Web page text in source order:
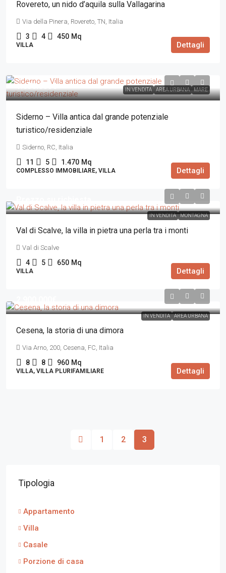
Rovereto, un nido d’aquila sulla Vallagarina
Via della Pinera, Rovereto, TN, Italia
3 4 450 Mq
VILLA Dettagli
IN VENDITA AREA URBANA MARE
1.650.000€
Siderno – Villa antica dal grande potenziale
turistico/residenziale
Siderno, RC, Italia
11 5 1.470 Mq
COMPLESSO IMMOBILIARE, VILLA Dettagli
IN VENDITA MONTAGNA
Val di Scalve, la villa in pietra una perla tra i monti
Val di Scalve
4 5 650 Mq
VILLA Dettagli
IN VENDITA AREA URBANA
Cesena, la storia di una dimora
Via Arno, 200, Cesena, FC, Italia
8 8 960 Mq
VILLA, VILLA PLURIFAMILIARE Dettagli
1 2 3
Tipologia
Appartamento
Villa
Casale
Porzione di casa